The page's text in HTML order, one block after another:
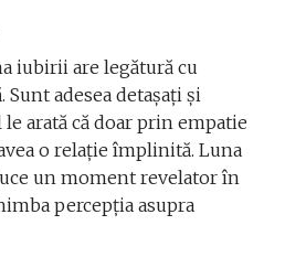
iubirii are legătură cu
adesea detașați și
arată că doar prin empatie
o relație împlinită. Luna
un moment revelator în
percepția asupra